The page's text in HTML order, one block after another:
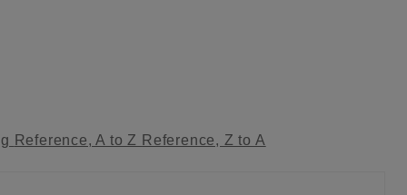
Reference, A to Z Reference, Z to A